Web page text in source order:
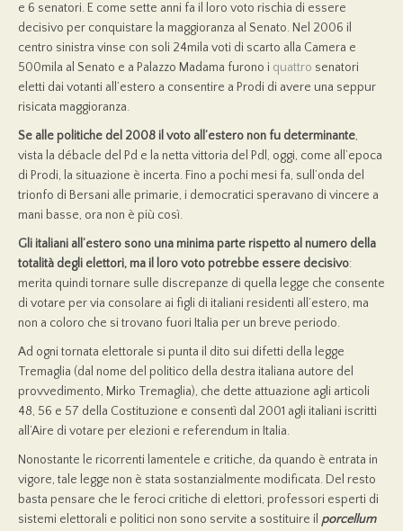
e 6 senatori. E come sette anni fa il loro voto rischia di essere
decisivo per conquistare la maggioranza al Senato. Nel 2006 il
centro sinistra vinse con soli 24mila voti di scarto alla Camera e
500mila al Senato e a Palazzo Madama furono i quattro senatori
eletti dai votanti all’estero a consentire a Prodi di avere una seppur
risicata maggioranza.
Se alle politiche del 2008 il voto all’estero non fu determinante,
vista la débacle del Pd e la netta vittoria del Pdl, oggi, come all’epoca
di Prodi, la situazione è incerta. Fino a pochi mesi fa, sull’onda del
trionfo di Bersani alle primarie, i democratici speravano di vincere a
mani basse, ora non è più così.
Gli italiani all’estero sono una minima parte rispetto al numero della
totalità degli elettori, ma il loro voto potrebbe essere decisivo:
merita quindi tornare sulle discrepanze di quella legge che consente
di votare per via consolare ai figli di italiani residenti all’estero, ma
non a coloro che si trovano fuori Italia per un breve periodo.
Ad ogni tornata elettorale si punta il dito sui difetti della legge
Tremaglia (dal nome del politico della destra italiana autore del
provvedimento, Mirko Tremaglia), che dette attuazione agli articoli
48, 56 e 57 della Costituzione e consentì dal 2001 agli italiani iscritti
all’Aire di votare per elezioni e referendum in Italia.
Nonostante le ricorrenti lamentele e critiche, da quando è entrata in
vigore, tale legge non è stata sostanzialmente modificata. Del resto
basta pensare che le feroci critiche di elettori, professori esperti di
sistemi elettorali e politici non sono servite a sostituire il porcellum